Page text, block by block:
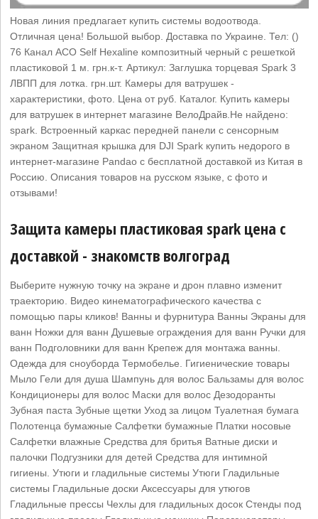
Новая линия предлагает купить системы водоотвода.
Отличная цена! Большой выбор. Доставка по Украине. Тел: ()
76 Канал ACO Self Hexaline композитный черный с решеткой
пластиковой 1 м. грн.к-т. Артикул: Заглушка торцевая Spark 3
ЛВПП для лотка. грн.шт. Камеры для ватрушек -
характеристики, фото. Цена от руб. Каталог. Купить камеры
для ватрушек в интернет магазине ВелоДрайв.Не найдено:
spark. Встроенный каркас передней панели с сенсорным
экраном Защитная крышка для DJI Spark купить недорого в
интернет-магазине Pandao с бесплатной доставкой из Китая в
Россию. Описания товаров на русском языке, с фото и
отзывами!
Защита камеры пластиковая spark цена с
доставкой - знакомств волгоград
Выберите нужную точку на экране и дрон плавно изменит
траекторию. Видео кинематографического качества с
помощью пары кликов! Ванны и фурнитура Ванны Экраны для
ванн Ножки для ванн Душевые ограждения для ванн Ручки для
ванн Подголовники для ванн Крепеж для монтажа ванны.
Одежда для сноуборда Термобелье. Гигиенические товары
Мыло Гели для душа Шампунь для волос Бальзамы для волос
Кондиционеры для волос Маски для волос Дезодоранты
Зубная паста Зубные щетки Уход за лицом Туалетная бумага
Полотенца бумажные Салфетки бумажные Платки носовые
Салфетки влажные Средства для бритья Ватные диски и
палочки Подгузники для детей Средства для интимной
гигиены. Утюги и гладильные системы Утюги Гладильные
системы Гладильные доски Аксессуары для утюгов
Гладильные прессы Чехлы для гладильных досок Стенды под